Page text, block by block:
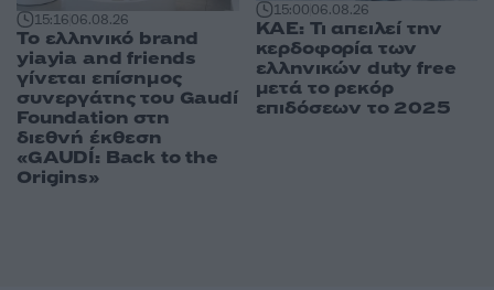
15:1606.08.26
Το ελληνικό brand
yiayia and friends
γίνεται επίσημος
συνεργάτης του Gaudí
Foundation στη
διεθνή έκθεση
«GAUDÍ: Back to the
Origins»
15:0006.08.26
ΚΑΕ: Τι απειλεί την
κερδοφορία των
ελληνικών duty free
μετά το ρεκόρ
επιδόσεων το 2025